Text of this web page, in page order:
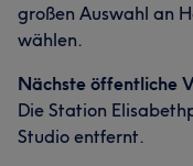
großen Auswahl an
wählen.
Nächste öffentliche
Die Station
Studio entfernt.